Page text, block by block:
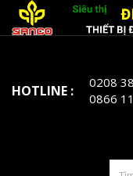
HOTLINE : 0208
0866